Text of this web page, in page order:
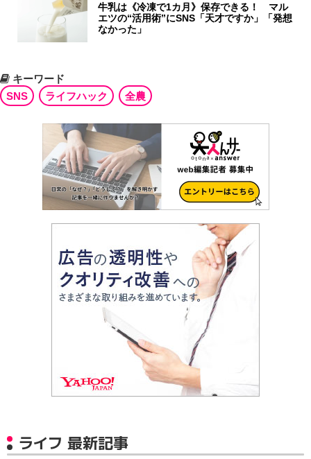
牛乳は《冷凍で1カ月》保存できる！ マル
エツの“活用術”にSNS「天才ですか」「発想
なかった」
キーワード
SNS
ライフハック 全農
ライフ 最新記事